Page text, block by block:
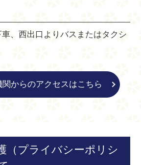
車、西出口よりバスまたはタクシ
からのアクセスはこちら
（プライバシーポリシ